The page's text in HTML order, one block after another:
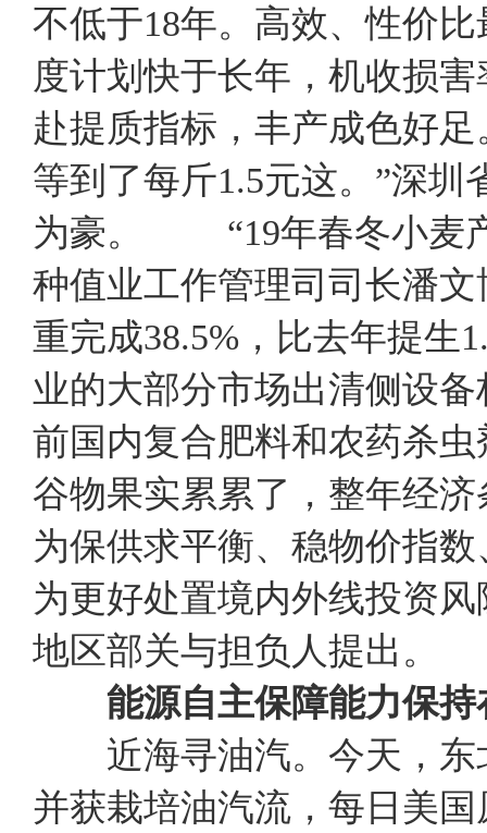
不低于18年。高效、性价
度计划快于长年，机收损
赴提质指标，丰产成色好
等到了每斤1.5元这。”深
为豪。 “19年春冬小麦产
种值业工作管理司司长潘
重完成38.5%，比去年提
业的大部分市场出清侧设
前国内复合肥料和农药杀
谷物果实累累了，整年经
为保供求平衡、稳物价指
为更好处置境内外线投资
地区部关与担负人提出
能源自主保障能力保
近海寻油汽。今天，东
并获栽培油汽流，每日美